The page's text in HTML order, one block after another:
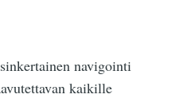
navigointi
kaikille